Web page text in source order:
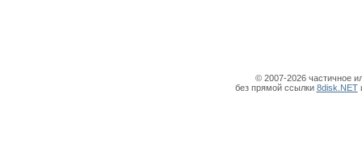
© 2007-2026 частичное
без прямой ссылки 8disk.NET